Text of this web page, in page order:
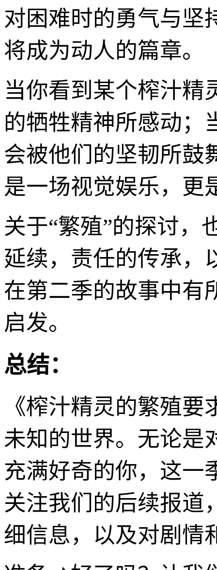
对困难时的勇气与坚
将成为动人的篇章。
当你看到某个榨汁精
的牺牲精神所感动；
会被他们的坚韧所鼓
是一场视觉娱乐，更
关于“繁殖”的探讨，
延续，责任的传承，
在第二季的故事中有
启发。
总结：
《榨汁精灵的繁殖
未知的世界。无论是
充满好奇的你，这一
关注我们的后续报道
细信息，以及对剧情